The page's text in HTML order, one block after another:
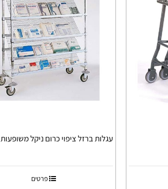
עגלות ברזל ציפוי כרום ניקל משופעות T108
פרטים